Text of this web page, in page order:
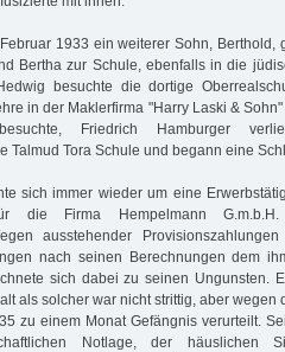
1933 ein weiterer Sohn, Berthold,
Bertha zur Schule, ebenfalls in die
besuchte die dortige
in der Maklerfirma "Harry Laski &
Friedrich Hamburger
Talmud Tora Schule und begann eine
sich immer wieder um eine
die Firma Hempelmann
ausstehender
nach seinen Berechnungen dem
sich dabei zu seinen Ungunsten.
als solcher war nicht strittig, aber wegen
zu einem Monat Gefängnis verurteilt.
Notlage, der häuslichen